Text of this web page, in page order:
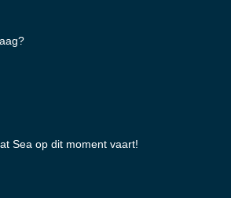
Sea op dit moment vaart!